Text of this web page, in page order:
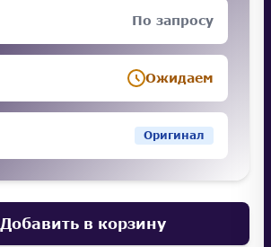
По запросу
Ожидаем
Оригинал
Добавить в корзину